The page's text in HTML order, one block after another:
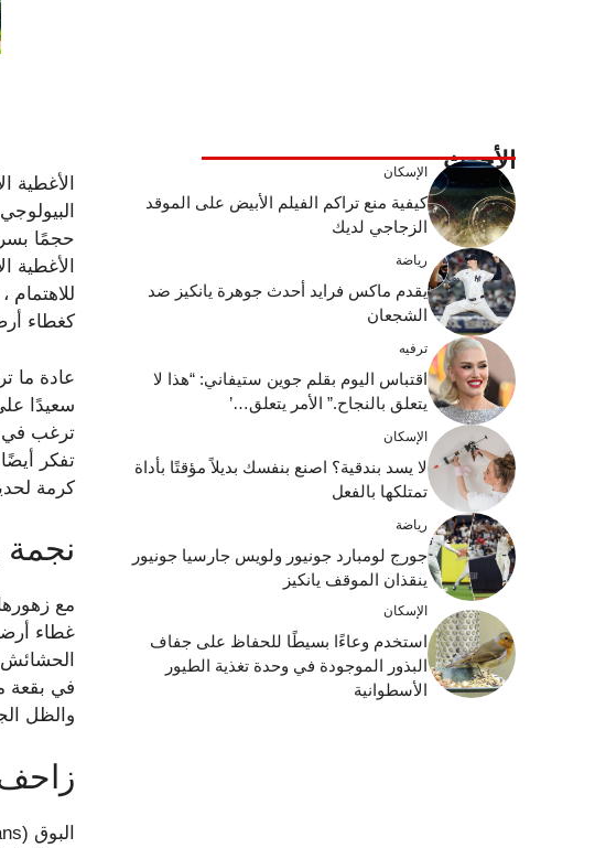
حجمًا
الأغطية
كغطاء
عادة ما
سعيدًا
ترغب في
تفكر
كرمة
غطاء
في بقعة
والظل
الأحدث الإسكان
كيفية منع تراكم الفيلم الأبيض على الموقد
الزجاجي لديك
رياضة
يقدم ماكس فرايد أحدث جوهرة يانكيز ضد
الشجعان
ترفيه
اقتباس اليوم بقلم جوين ستيفاني: “هذا لا
يتعلق بالنجاح.” الأمر يتعلق…’
الإسكان
لا يسد بندقية؟ اصنع بنفسك بديلاً مؤقتًا بأداة
تمتلكها بالفعل
رياضة
جورج لومبارد جونيور ولويس جارسيا جونيور
ينقذان الموقف يانكيز
الإسكان
استخدم وعاءًا بسيطًا للحفاظ على جفاف
البذور الموجودة في وحدة تغذية الطيور
الأسطوانية